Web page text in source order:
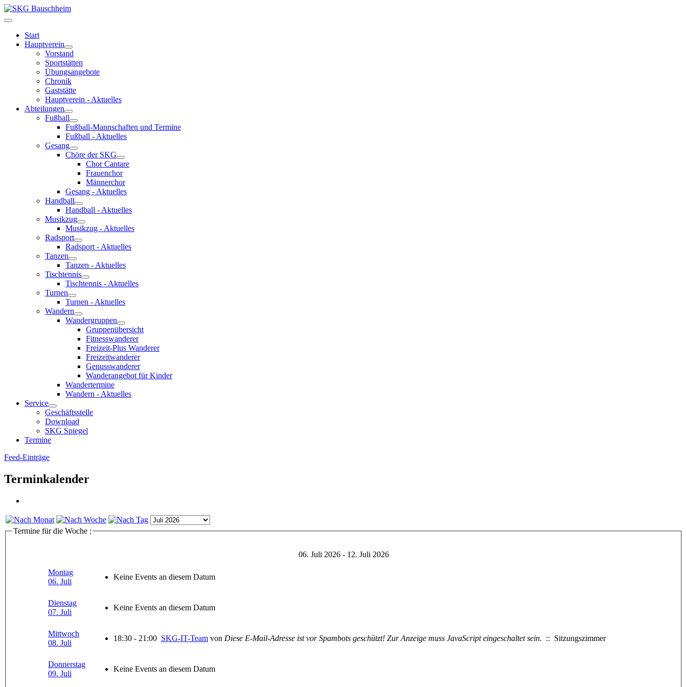
Start
Hauptverein
Vorstand
Sportstätten
Übungsangebote
Chronik
Gaststätte
Hauptverein - Aktuelles
Abteilungen
Fußball
Fußball-Mannschaften und Termine
Fußball - Aktuelles
Gesang
Chöre der SKG
Chor Cantare
Frauenchor
Männerchor
Gesang - Aktuelles
Handball
Handball - Aktuelles
Musikzug
Musikzug - Aktuelles
Radsport
Radsport - Aktuelles
Tanzen
Tanzen - Aktuelles
Tischtennis
Tischtennis - Aktuelles
Turnen
Turnen - Aktuelles
Wandern
Wandergruppen
Gruppenübersicht
Fitnesswanderer
Freizeit-Plus Wanderer
Freizeitwanderer
Genusswanderer
Wanderangebot für Kinder
Wandertermine
Wandern - Aktuelles
Service
Geschäftsstelle
Download
SKG Spiegel
Termine
Feed-Einträge
Terminkalender
Termine für die Woche :
06. Juli 2026 - 12. Juli 2026
Montag
06. Juli
Keine Events an diesem Datum
Dienstag
07. Juli
Keine Events an diesem Datum
Mittwoch
08. Juli
18:30 - 21:00 SKG-IT-Team von Diese E-Mail-Adresse ist vor Spambots geschützt! Zur Anzeige muss JavaScript eingeschaltet sein. :: Sitzungszimmer
Donnerstag
09. Juli
Keine Events an diesem Datum